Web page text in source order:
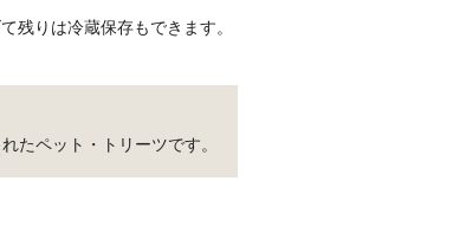
残りは冷蔵保存もできます。
たペット・トリーツです。